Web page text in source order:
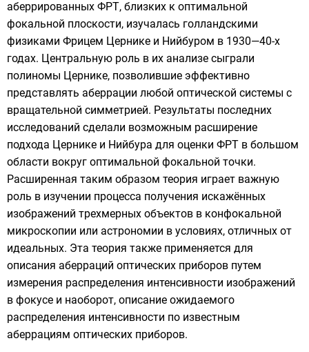
аберрированных ФРТ, близких к оптимальной
фокальной плоскости, изучалась голландскими
физиками Фрицем Цернике и Нийбуром в 1930—40-х
годах. Центральную роль в их анализе сыграли
полиномы Цернике, позволившие эффективно
представлять аберрации любой оптической системы с
вращательной симметрией. Результаты последних
исследований сделали возможным расширение
подхода Цернике и Нийбура для оценки ФРТ в большом
области вокруг оптимальной фокальной точки.
Расширенная таким образом теория играет важную
роль в изучении процесса получения искажённых
изображений трехмерных объектов в конфокальной
микроскопии или астрономии в условиях, отличных от
идеальных. Эта теория также применяется для
описания аберраций оптических приборов путем
измерения распределения интенсивности изображений
в фокусе и наоборот, описание ожидаемого
распределения интенсивности по известным
аберрациям оптических приборов.